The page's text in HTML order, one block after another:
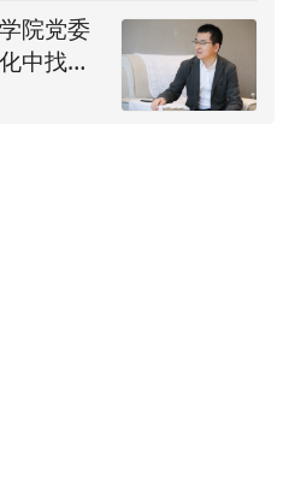
识郑州、了解郑州。”
记者 孙珂/文 李新华 徐
院党委
中找到
息传播
内国际
走河